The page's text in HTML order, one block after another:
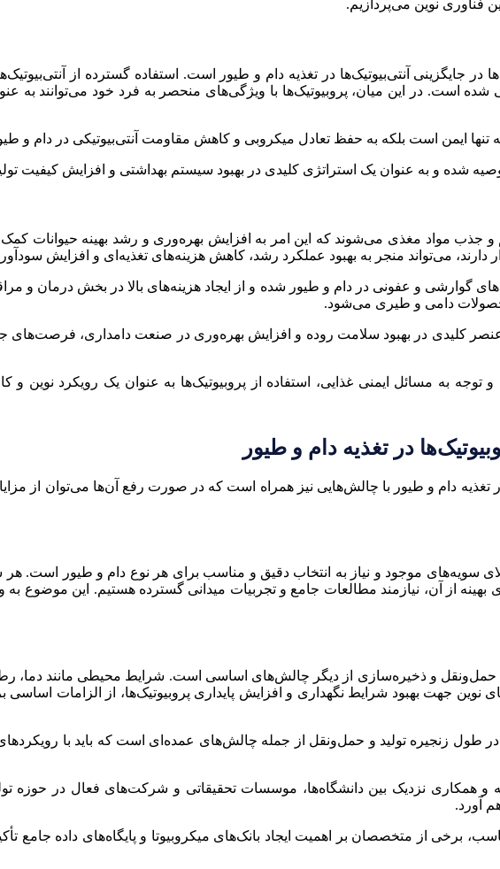
فناوری نوین می‌پردازیم.
در جایگزینی آنتی‌بیوتیک‌ها در تغذیه دام و طیور است. استفاده گسترده از
است. در این میان، پروبیوتیک‌ها با ویژگی‌های منحصر به فرد خود می‌توانند به
نه تنها ایمن است بلکه به حفظ تعادل میکروبی و کاهش مقاومت آنتی‌بیوتیکی در دام و
شده و به عنوان یک استراتژی کلیدی در بهبود سیستم بهداشتی و افزایش کیفیت
و جذب مواد مغذی می‌شوند که این امر به افزایش بهره‌وری و رشد بهینه حیوانات
می‌تواند منجر به بهبود عملکرد رشد، کاهش هزینه‌های تغذیه‌ای و افزایش
گوارشی و عفونی در دام و طیور شده و از ایجاد هزینه‌های بالا در بخش درمان و
دامی و طیری می‌شود.
عنصر کلیدی در بهبود سلامت روده و افزایش بهره‌وری در صنعت دامداری، فرصت‌های
توجه به مسائل ایمنی غذایی، استفاده از پروبیوتیک‌ها به عنوان یک رویکرد نوین و
در تغذیه دام و طیور
تغذیه دام و طیور با چالش‌هایی نیز همراه است که در صورت رفع آن‌ها می‌توان از
سویه‌های موجود و نیاز به انتخاب دقیق و مناسب برای هر نوع دام و طیور است.
از آن، نیازمند مطالعات جامع و تجربیات میدانی گسترده هستیم. این موضوع به
حمل‌ونقل و ذخیره‌سازی از دیگر چالش‌های اساسی است. شرایط محیطی مانند دما،
نوین جهت بهبود شرایط نگهداری و افزایش پایداری پروبیوتیک‌ها، از الزامات
در طول زنجیره تولید و حمل‌ونقل از جمله چالش‌های عمده‌ای است که باید با
و همکاری نزدیک بین دانشگاه‌ها، موسسات تحقیقاتی و شرکت‌های فعال در حوزه
آورد.
برخی از متخصصان بر اهمیت ایجاد بانک‌های میکروبیوتا و پایگاه‌های داده جامع